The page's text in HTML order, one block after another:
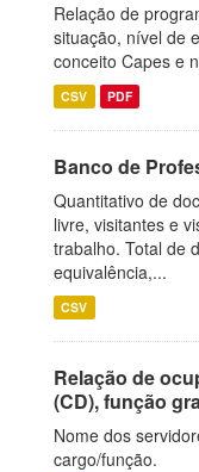
Relação de
situação, nível de
conceito Capes e
CSV PDF
Banco de
Quantitativo de
livre, visitantes e
trabalho. Total de
equivalência,...
CSV
Relação de
(CD), função
Nome dos
cargo/função.